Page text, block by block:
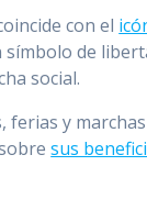
con el
símbolo de
social.
ferias y
sus